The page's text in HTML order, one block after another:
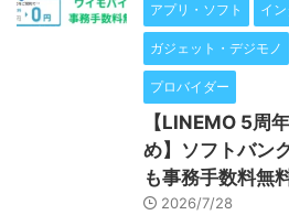
アプリ・ソフト イ
ガジェット・デジモノ
プロバイダー
【LINEMO 5周
め】ソフトバン
も事務手数料無
2026/7/28